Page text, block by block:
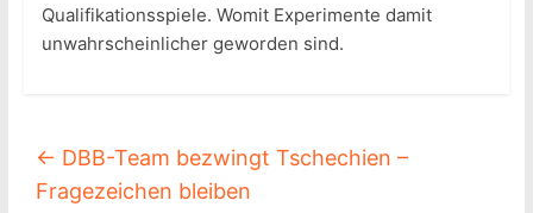
Qualifikationsspiele. Womit Experimente damit
unwahrscheinlicher geworden sind.
← DBB-Team bezwingt Tschechien –
Fragezeichen bleiben